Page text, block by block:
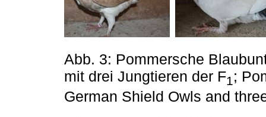
Abb. 3: Pommersche
mit drei Jungtieren der F1;
German Shield Owls and